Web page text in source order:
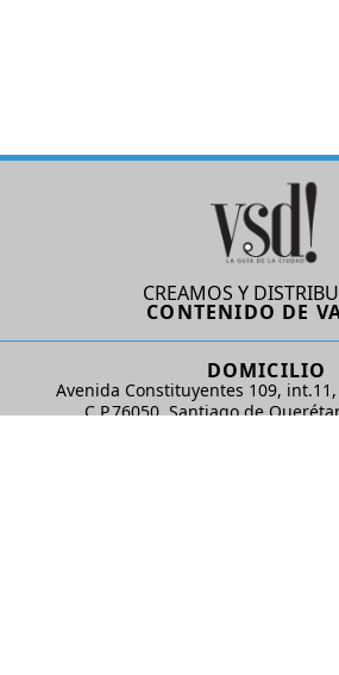
CREAMOS Y
CONTENIDO DE
DOMICILIO
Avenida Constituyentes 109,
C.P.76050. Santiago de